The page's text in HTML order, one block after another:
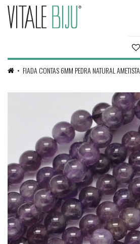
FIADA CONTAS 6MM PEDRA NATURAL AMETISTA